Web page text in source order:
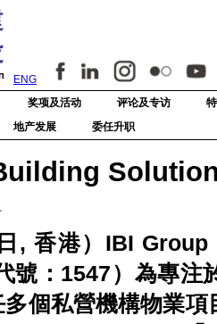
ENG
奖项及活动 评论及专访
地产发展 委任升职
, 香港）IBI
號：1547）為專
個私營機構物業